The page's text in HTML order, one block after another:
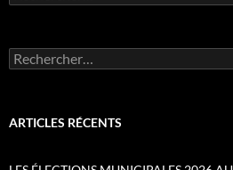
Rechercher :
ARTICLES RÉCENTS